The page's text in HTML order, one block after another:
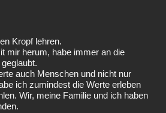
Kropf lehren.
mir herum, habe immer an die
auch Menschen und nicht nur
ich zumindest die Werte erleben
Wir, meine Familie und ich haben